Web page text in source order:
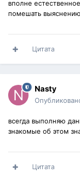
вполне
помешать
Цитата
Nasty
всегда выполняю
знакомые об этом
Цитата